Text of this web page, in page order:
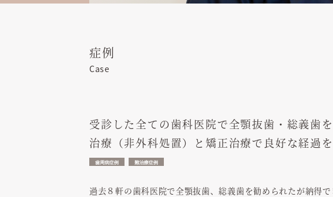
症例
Case
受診した全ての歯科医院で全顎抜歯・総義
治療（非外科処置）と矯正治療で良好な経過
歯周病症例 難治療症例
過去８軒の歯科医院で全顎抜歯、総義歯を勧められたが納得